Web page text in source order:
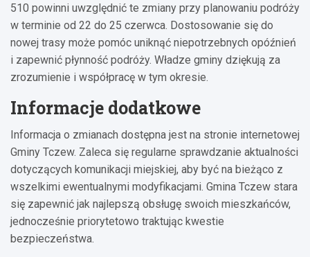
510 powinni uwzględnić te zmiany przy planowaniu podróży
w terminie od 22 do 25 czerwca. Dostosowanie się do
nowej trasy może pomóc uniknąć niepotrzebnych opóźnień
i zapewnić płynność podróży. Władze gminy dziękują za
zrozumienie i współpracę w tym okresie.
Informacje dodatkowe
Informacja o zmianach dostępna jest na stronie internetowej
Gminy Tczew. Zaleca się regularne sprawdzanie aktualności
dotyczących komunikacji miejskiej, aby być na bieżąco z
wszelkimi ewentualnymi modyfikacjami. Gmina Tczew stara
się zapewnić jak najlepszą obsługę swoich mieszkańców,
jednocześnie priorytetowo traktując kwestie
bezpieczeństwa.